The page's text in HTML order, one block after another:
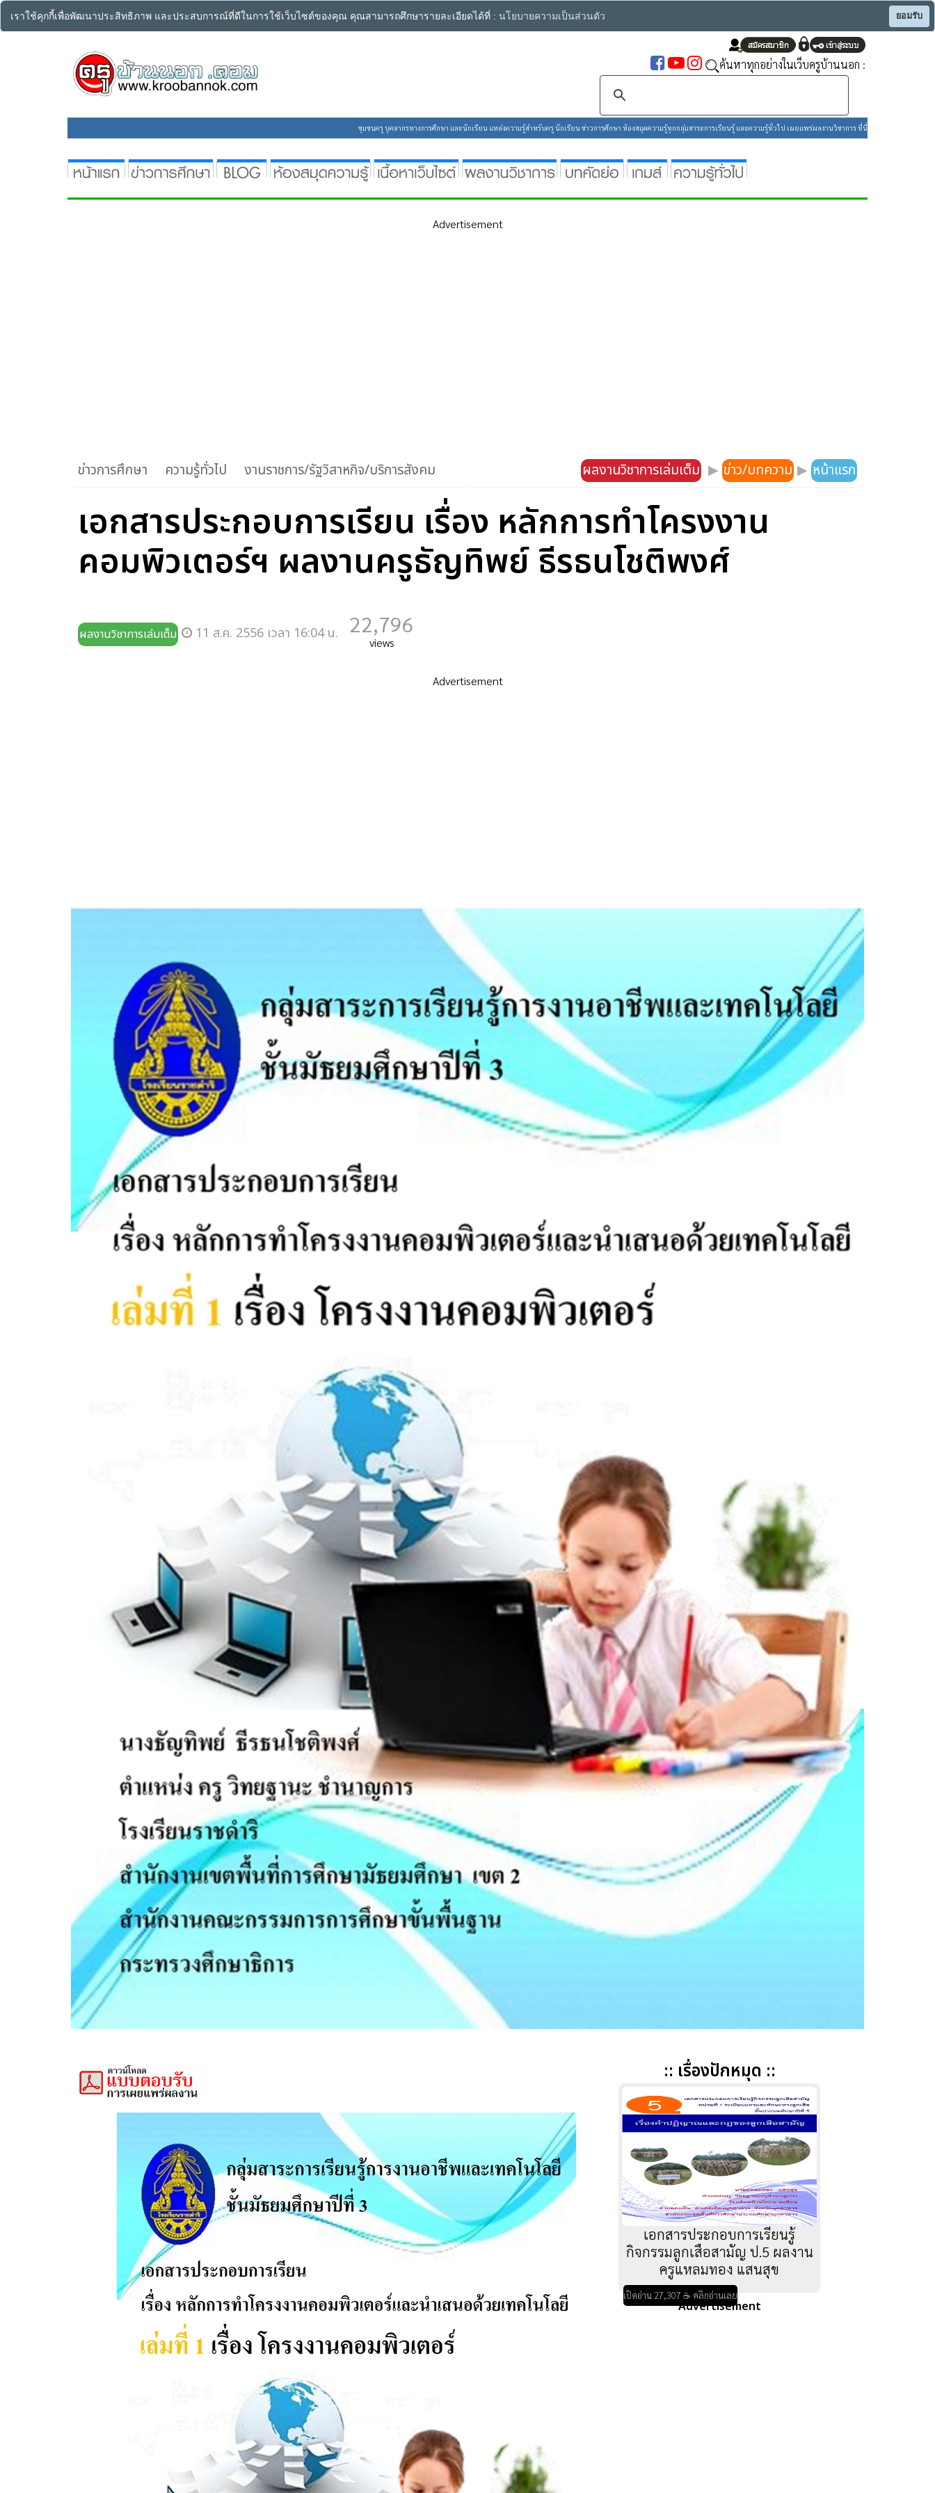
เราใช้คุกกี้เพื่อพัฒนาประสิทธิภาพ และประสบการณ์ที่ดีในการใช้เว็บไซต์ของคุณ คุณสามารถศึกษารายละเอียดได้ที่ : นโยบายความเป็นส่วนตัว ยอมรับ
ค้นหาทุกอย่างในเว็บครูบ้านนอก :
ชุมชนครู บุคลากรทางการศึกษา และนักเรียน แหล่งความรู้สำหรับครู นักเรียน ข่าวการศึกษา ห้องสมุดความรู้ทุกกลุ่มสาระการเรียนรู้ และความรู้ทั่วไป เผยแพร่ผลงานวิชาการ ที่นี่
Advertisement
ข่าวการศึกษา ความรู้ทั่วไป งานราชการ/รัฐวิสาหกิจ/บริการสังคม ผลงานวิชาการเล่มเต็ม ▶ ข่าว/บทความ ▶ หน้าแรก
เอกสารประกอบการเรียน เรื่อง หลักการทำโครงงาน
คอมพิวเตอร์ฯ ผลงานครูธัญทิพย์ ธีรธนโชติพงศ์
ผลงานวิชาการเล่มเต็ม 11 ส.ค. 2556 เวลา 16:04 น. 22,796
views
Advertisement
:: เรื่องปักหมุด ::
เอกสารประกอบการเรียนรู้
กิจกรรมลูกเสือสามัญ ป.5 ผลงาน
ครูแหลมทอง แสนสุข
เปิดอ่าน 27,307 ☕ คลิกอ่านเลย
Advertisement